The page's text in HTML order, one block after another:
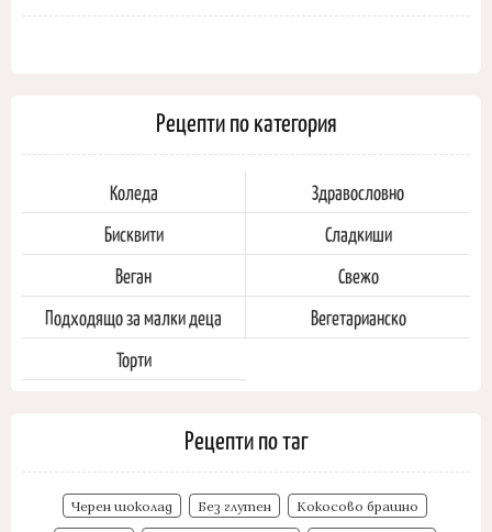
Рецепти по категория
Коледа
Здравословно
Бисквити
Сладкиши
Веган
Свежо
Подходящо за малки деца
Вегетарианско
Торти
Рецепти по таг
Черен шоколад Без глутен Кокосово брашно